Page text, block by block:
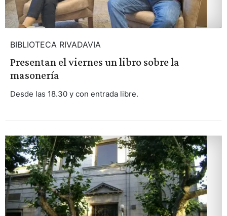
BIBLIOTECA RIVADAVIA
Presentan el viernes un libro sobre la
masonería
Desde las 18.30 y con entrada libre.